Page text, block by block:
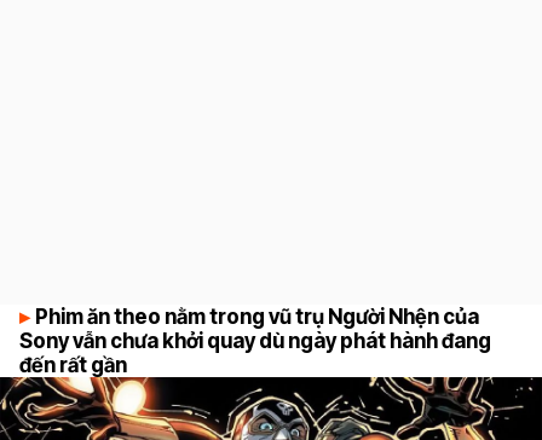
Phim ăn theo nằm trong vũ trụ Người Nhện của
Sony vẫn chưa khởi quay dù ngày phát hành đang
đến rất gần